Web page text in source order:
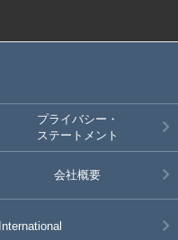
プライバシー・
ステートメント
会社概要
International